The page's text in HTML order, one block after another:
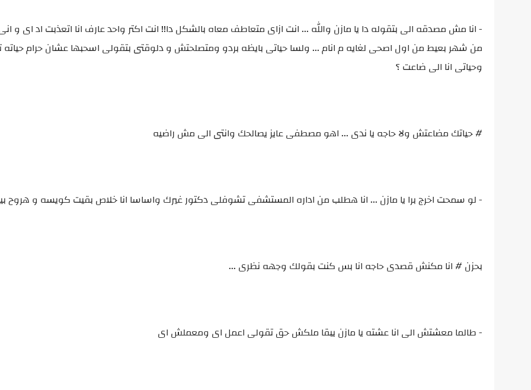
- انا مش مصدقه الى بتقوله دا يا مازن والله ... انت ازاى متعاطف معاه بالشكل دا!! انت اكتر واحد عارف انا اتعذبت اد اى و
من شهر بعيط من اول اصحى لغايه م انام ... ولسا حياتى بايظه بردو ومتصلحتش و دلوقتى بتقولى اسحبها عشان حرام
وحياتى انا الى ضاعت ؟
# حياتك مضاعتش ولا حاجه يا ندى ... اهو مصطفى عايز يصالحك وانتى الى مش راضيه
- لو سمحت اخرج برا يا مازن ... انا هطلب من اداره المستشفى تشوفلى دكتور غيرك واساسا انا خلاص بقيت كويسه و هروح
بحزن # انا مكنش قصدى حاجه انا بس كنت بقولك وجهه نظرى ...
- طالما معشتش الى انا عشته يا مازن يبقا ملكش حق تقولى اعمل اى ومعملش اى